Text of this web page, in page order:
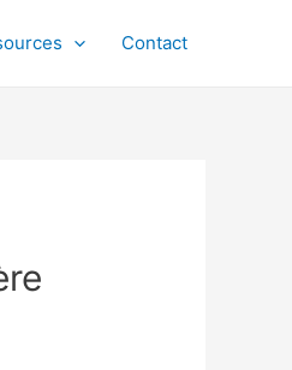
Contact